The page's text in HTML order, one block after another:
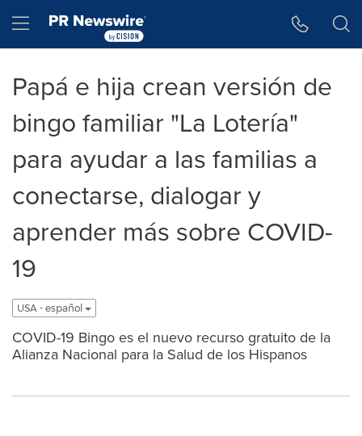
Hamburger menu
Papá e hija crean versión de
bingo familiar "La Lotería"
para ayudar a las familias a
conectarse, dialogar y
aprender más sobre COVID-
19
USA - español
COVID-19 Bingo es el nuevo recurso gratuito de la
Alianza Nacional para la Salud de los Hispanos